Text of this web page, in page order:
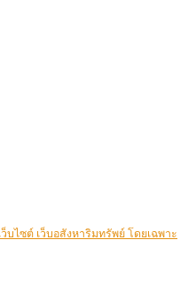
ไซต์ เว็บอสังหาริมทรัพย์ โดยเฉพาะ